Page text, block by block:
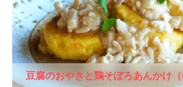
豆腐のおやきと鶏そぼろあんかけ